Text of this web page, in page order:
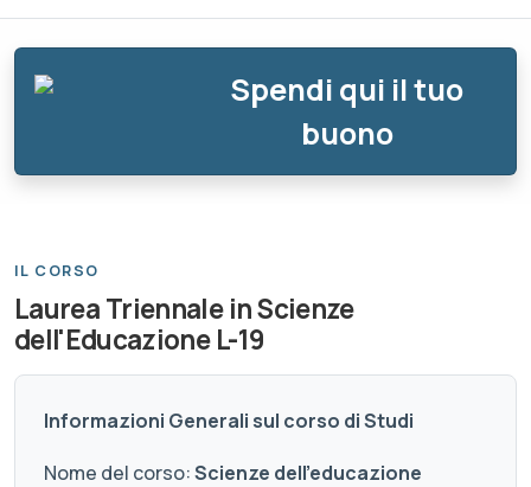
Spendi qui il tuo
buono
IL CORSO
Laurea Triennale in Scienze
dell'Educazione L-19
Informazioni Generali sul corso di Studi
Nome del corso:Scienze dell’educazione